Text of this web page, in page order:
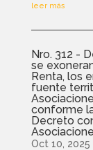
leer más
Nro. 312 -
se
Renta, los
fuente
conforme
Decreto
Oct 10, 2025